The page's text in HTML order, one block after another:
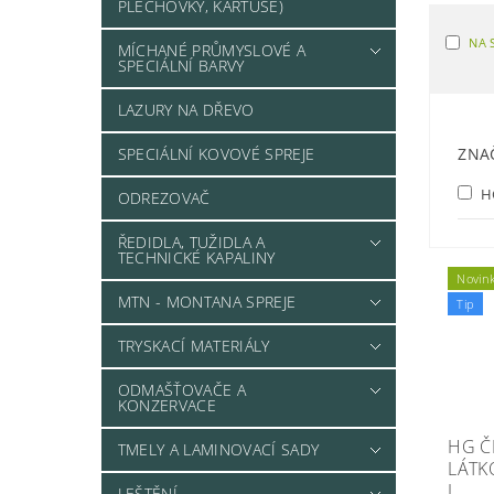
PLECHOVKY, KARTUŠE)
MÍCHANÉ PRŮMYSLOVÉ A
SPECIÁLNÍ BARVY
LAZURY NA DŘEVO
SPECIÁLNÍ KOVOVÉ SPREJE
ODREZOVAČ
ŘEDIDLA, TUŽIDLA A
TECHNICKÉ KAPALINY
MTN - MONTANA SPREJE
TRYSKACÍ MATERIÁLY
ODMAŠŤOVAČE A
KONZERVACE
TMELY A LAMINOVACÍ SADY
NA
Tip
HG